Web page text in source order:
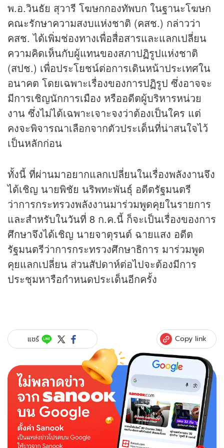
พ.อ.วินธัย สุวารี โฆษกกองทัพบก ในฐานะโฆษก
คณะรักษาความสงบแห่งชาติ (คสช.) กล่าวว่า
คสช. ได้เพิ่มช่องทางเพื่อสื่อสารและแลกเปลี่ยน
ความคิดเห็นกับผู้แทนของสภาปฏิรูปแห่งชาติ
(สปช.) เพื่อประโยชน์ต่อการเดินหน้าประเทศใน
อนาคต โดยเฉพาะเรื่องของการปฏิรูป ซึ่งอาจจะ
มีการเชิญนักการเมือง หรืออดีตผู้บริหารหน่วย
งาน ซึ่งไม่ได้เฉพาะเจาะจงว่าต้องเป็นใคร แต่
คงจะพิจารณาเลือกจากตัวประเด็นที่น่าสนใจไว้
เป็นหลักก่อน
ทั้งนี้ ที่ผ่านมาอยากแลกเปลี่ยนในเรื่องพลังงานจึง
ได้เชิญ นายพิชัย นริพทะพันธุ์ อดีตรัฐมนตรี
ว่าการกระทรวงพลังงานมาร่วมพูดคุยในรายการ
และสำหรับในวันที่ 8 ก.ค.นี้ ก็จะเป็นเรื่องของการ
ศึกษาจึงได้เชิญ นายจาตุรนต์ ฉายแสง อดีต
รัฐมนตรีว่าการกระทรวงศึกษาธิการ มาร่วมพูด
คุยแลกเปลี่ยน ส่วนสัปดาห์ต่อไปจะต้องมีการ
ประชุมหารือกำหนดประเด็นอีกครั้ง
แชร์ Copy link